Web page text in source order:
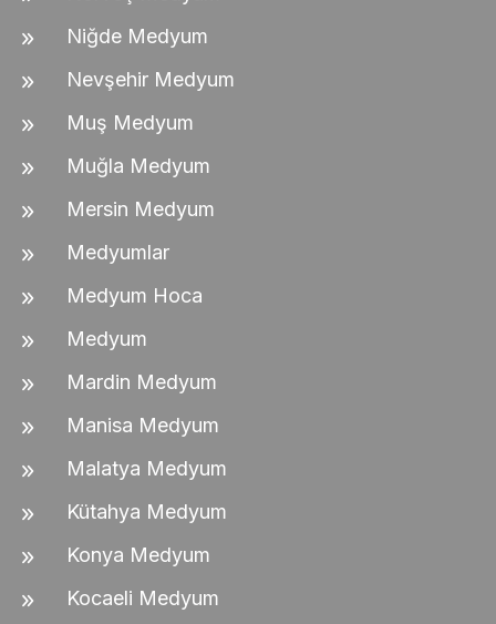
Niğde Medyum
Nevşehir Medyum
Muş Medyum
Muğla Medyum
Mersin Medyum
Medyumlar
Medyum Hoca
Medyum
Mardin Medyum
Manisa Medyum
Malatya Medyum
Kütahya Medyum
Konya Medyum
Kocaeli Medyum